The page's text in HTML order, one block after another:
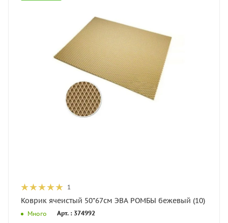
1
Коврик ячеистый 50*67см ЭВА РОМБЫ бежевый (10)
Много Арт. : 374992